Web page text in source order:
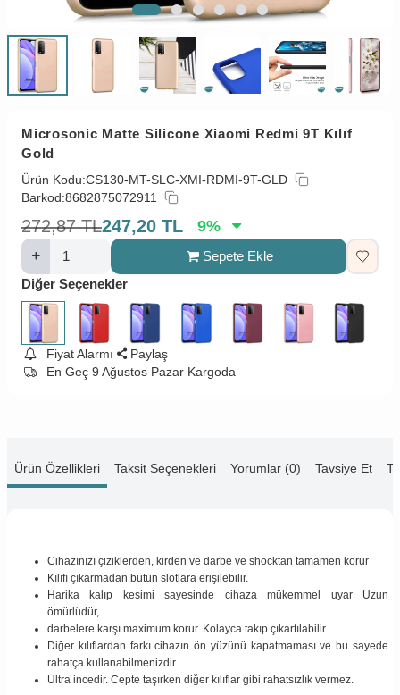
Microsonic Matte Silicone Xiaomi Redmi 9T Kılıf
Gold
Ürün Kodu:CS130-MT-SLC-XMI-RDMI-9T-GLD
Barkod:8682875072911
272,87 TL247,20 TL 9%
Sepete Ekle
Diğer Seçenekler
Fiyat Alarmı
Paylaş
En Geç 9 Ağustos Pazar Kargoda
Ürün Özellikleri Taksit Seçenekleri Yorumlar (0) Tavsiye Et
Cihazınızı çiziklerden, kirden ve darbe ve shocktan tamamen korur
Kılıfı çıkarmadan bütün slotlara erişilebilir.
Harika kalıp kesimi sayesinde cihaza mükemmel uyar Uzun
ömürlüdür,
darbelere karşı maximum korur. Kolayca takıp çıkartılabilir.
Diğer kılıflardan farkı cihazın ön yüzünü kapatmaması ve bu sayede
rahatça kullanabilmenizdir.
Ultra incedir. Cepte taşırken diğer kılıflar gibi rahatsızlık vermez.